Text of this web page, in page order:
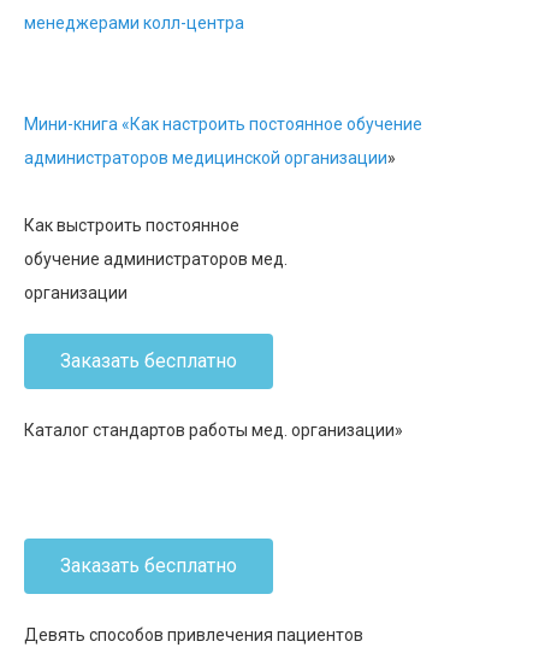
менеджерами колл-центра
Мини-книга «Как настроить постоянное обучение
администраторов медицинской организации»
Как выстроить постоянное
обучение администраторов мед.
организации
Заказать бесплатно
Каталог стандартов работы мед. организации»
Заказать бесплатно
Девять способов привлечения пациентов